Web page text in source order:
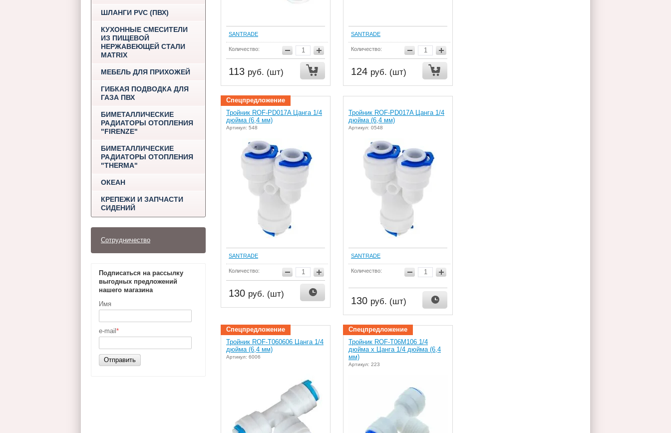
ШЛАНГИ PVC (ПВХ)
КУХОННЫЕ СМЕСИТЕЛИ
ИЗ ПИЩЕВОЙ
НЕРЖАВЕЮЩЕЙ СТАЛИ
MATRIX
МЕБЕЛЬ ДЛЯ ПРИХОЖЕЙ
ГИБКАЯ ПОДВОДКА ДЛЯ
ГАЗА ПВХ
БИМЕТАЛЛИЧЕСКИЕ
РАДИАТОРЫ ОТОПЛЕНИЯ
"FIRENZE"
БИМЕТАЛЛИЧЕСКИЕ
РАДИАТОРЫ ОТОПЛЕНИЯ
"THERMA"
ОКЕАН
КРЕПЕЖИ И ЗАПЧАСТИ
СИДЕНИЙ
Сотрудничество
Подписаться на рассылку
выгодных предложений
нашего магазина
Имя
e-mail *
Отправить
SANTRADE
Количество:
113 руб. (шт)
SANTRADE
Количество:
124 руб. (шт)
Спецпредложение
Тройник ROF-PD017A Цанга 1/4
дюйма (6,4 мм)
Артикул: 548
SANTRADE
Количество:
130 руб. (шт)
Тройник ROF-PD017A Цанга 1/4
дюйма (6,4 мм)
Артикул: 0548
SANTRADE
Количество:
130 руб. (шт)
Спецпредложение
Тройник ROF-T060606 Цанга 1/4
дюйма (6,4 мм)
Артикул: 6006
Спецпредложение
Тройник ROF-T06M106 1/4
дюйма х Цанга 1/4 дюйма (6,4
мм)
Артикул: 223